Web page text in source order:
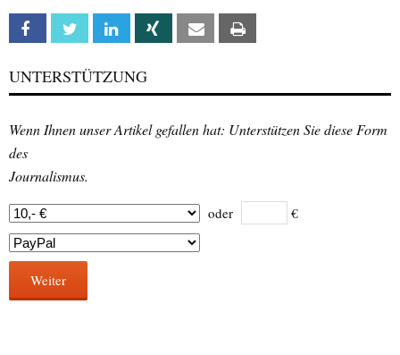
Facebook Twitter Linkedin Xing Email
UNTERSTÜTZUNG
Wenn Ihnen unser Artikel gefallen hat: Unterstützen Sie diese Form
des
Journalismus.
oder €
Weiter